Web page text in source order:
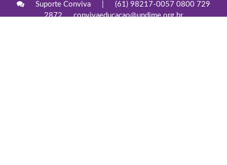
Suporte Conviva
(61) 98217-0057 0800 729
2872
convivaeducacao@undime.org.br